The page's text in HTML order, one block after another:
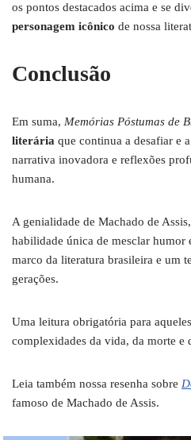
os pontos destacados acima e se
personagem icônico de nossa
Conclusão
Em suma, Memórias Póstumas de
literária que continua a desafiar e
narrativa inovadora e reflexões
humana.
A genialidade de Machado de
habilidade única de mesclar humor
marco da literatura brasileira e um
gerações.
Uma leitura obrigatória para
complexidades da vida, da morte e
Leia também nossa resenha sobre
famoso de Machado de Assis.